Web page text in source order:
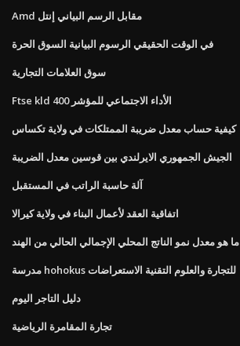
Amd مقابل الرسم البياني إنتل
في الوقت الحقيقي الرسوم البيانية السوق الحرة
سوق العلامات التجارية
Ftse kld 400 الأداء الاجتماعي للمؤشر
كيفية حساب معدل ضريبة الممتلكات في ولاية تكساس
الجيش الجمهوري الايرلندي بين قوسين معدل الضريبة
آلة حاسبة الراتب في المستقبل
اتفاقية العقد لأعمال البناء في ولاية كيرالا
ما هو معدل نمو الناتج المحلي الإجمالي الحالي من الهند
مدرسة hohokus للتجارة والعلوم التقنية الاستعراضات
دليل التاجر اليوم
تجارة المقامرة الرياضية